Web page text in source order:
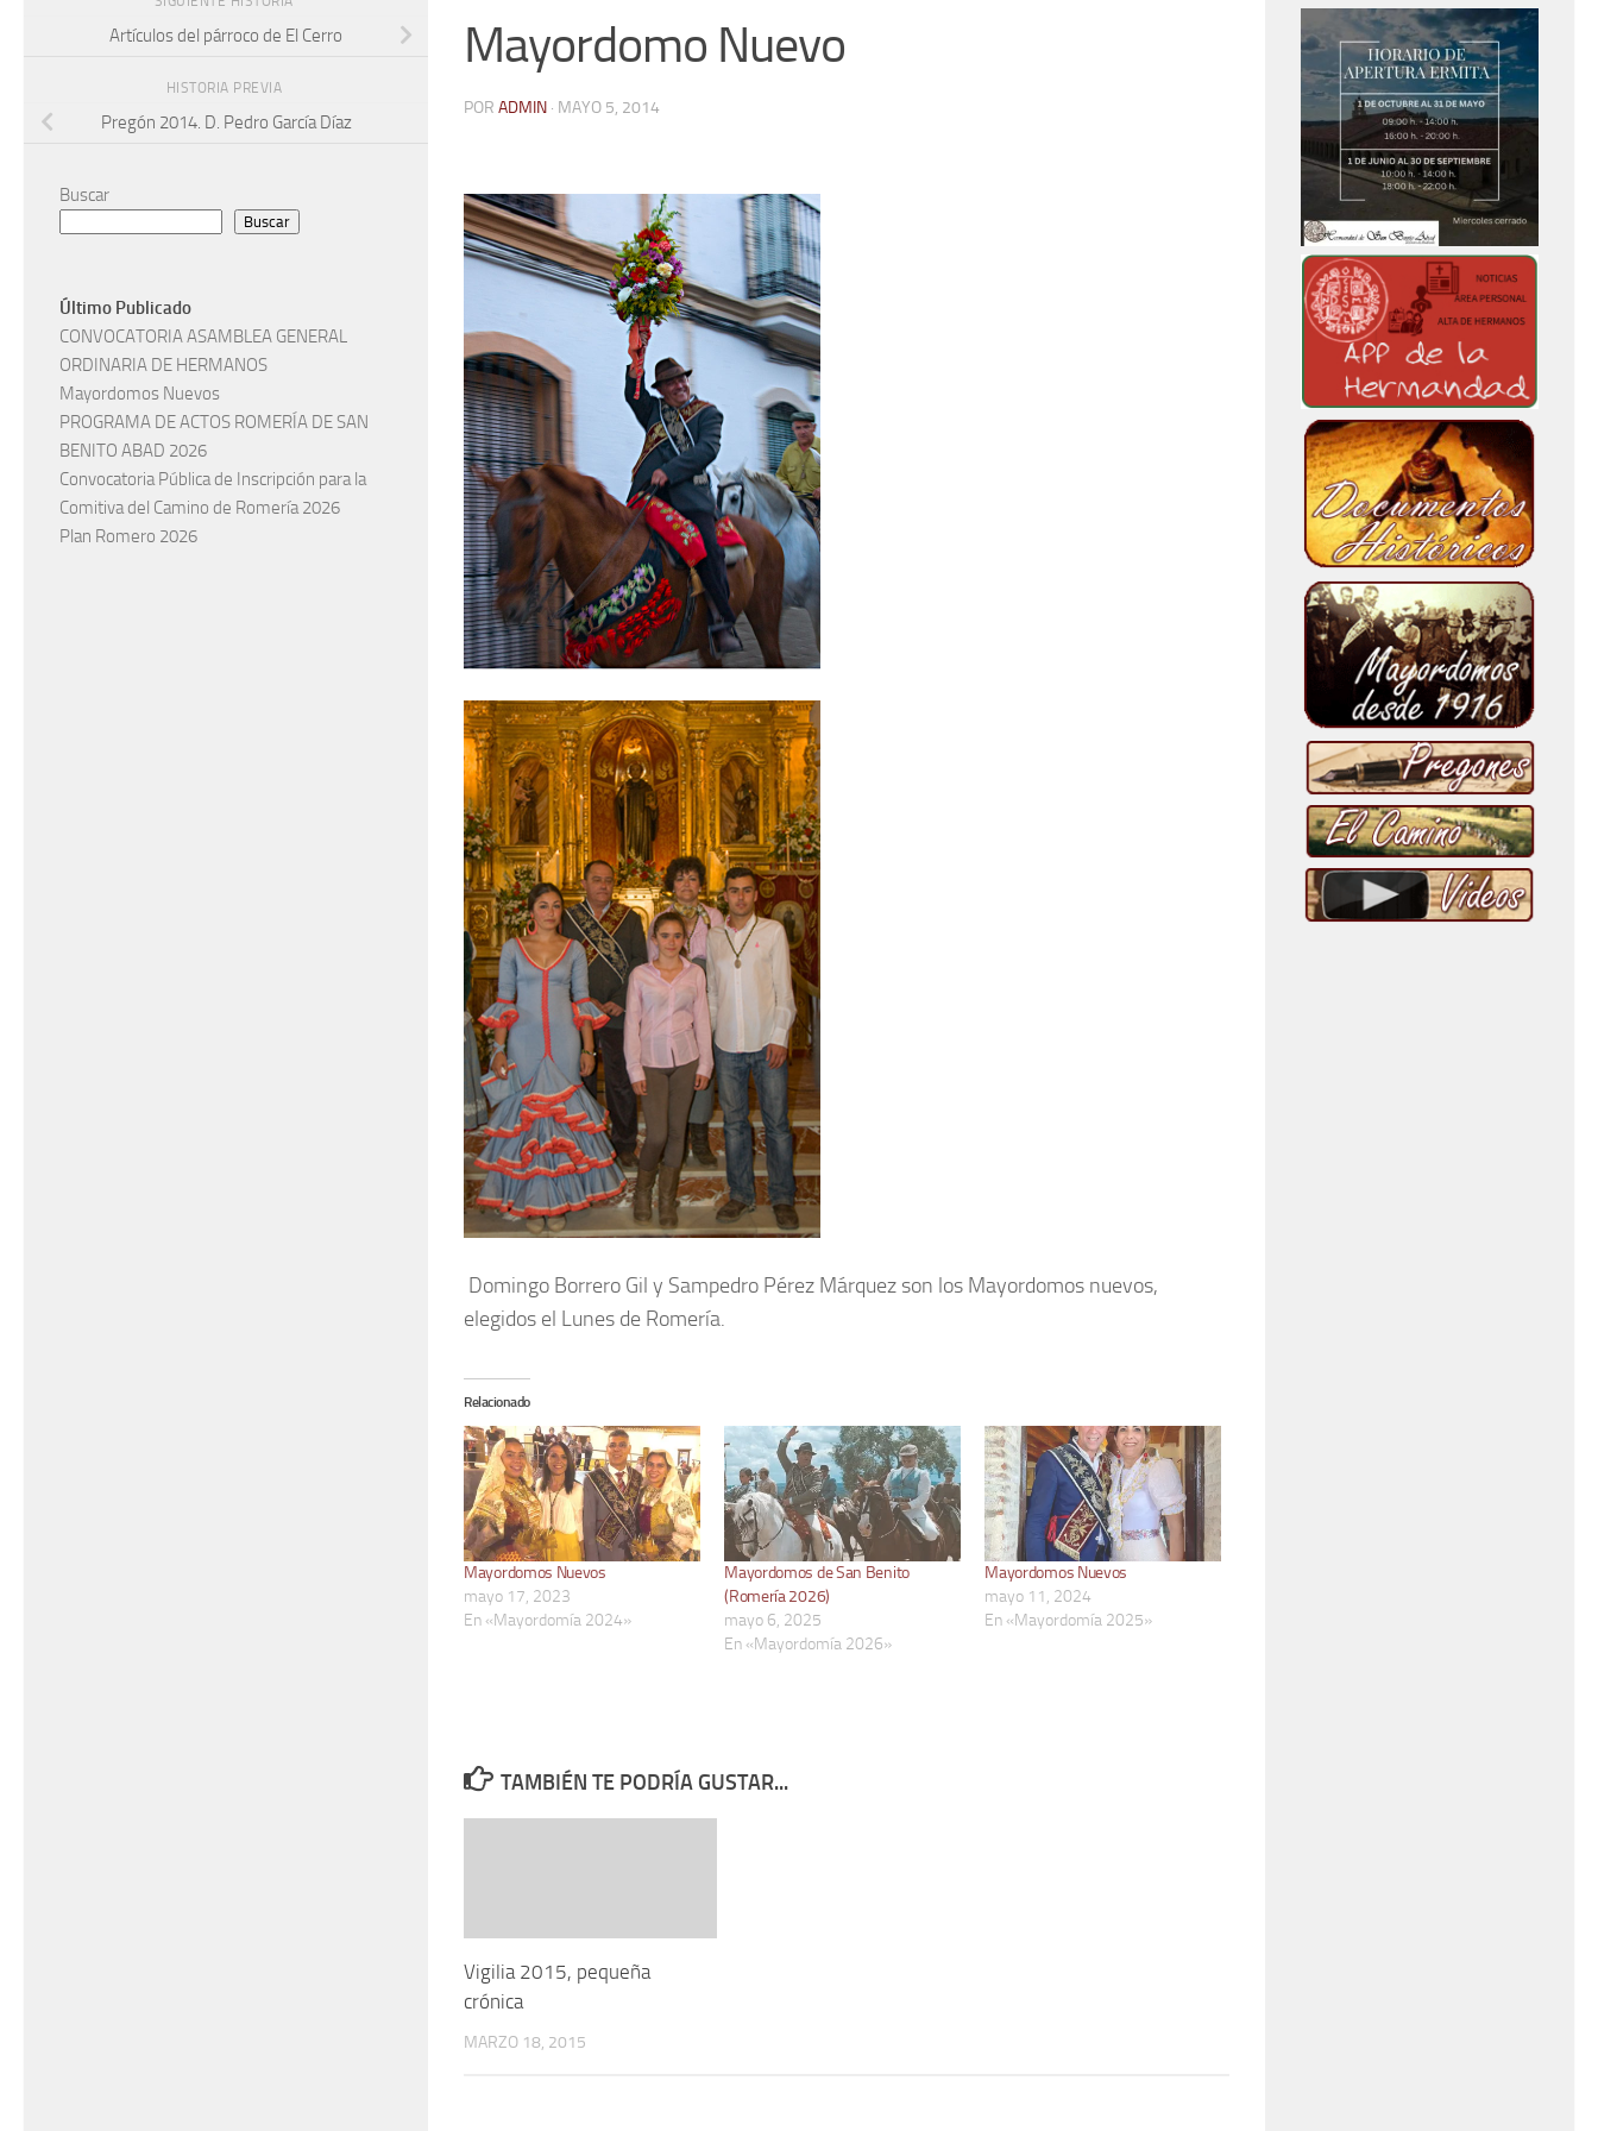
Mayordomo Nuevo
POR ADMIN · MAYO 5, 2014
Domingo Borrero Gil y Sampedro Pérez Márquez son los Mayordomos nuevos,
elegidos el Lunes de Romería.
Relacionado
Mayordomos Nuevos
mayo 17, 2023
En «Mayordomía 2024»
Mayordomos de San Benito
(Romería 2026)
mayo 6, 2025
En «Mayordomía 2026»
Mayordomos Nuevos
mayo 11, 2024
En «Mayordomía 2025»
TAMBIÉN TE PODRÍA GUSTAR...
Vigilia 2015, pequeña
crónica
MARZO 18, 2015
Artículos del párroco de El Cerro
HISTORIA PREVIA
Pregón 2014. D. Pedro García Díaz
Buscar
Buscar
Último Publicado
CONVOCATORIA ASAMBLEA GENERAL
ORDINARIA DE HERMANOS
Mayordomos Nuevos
PROGRAMA DE ACTOS ROMERÍA DE SAN
BENITO ABAD 2026
Convocatoria Pública de Inscripción para la
Comitiva del Camino de Romería 2026
Plan Romero 2026